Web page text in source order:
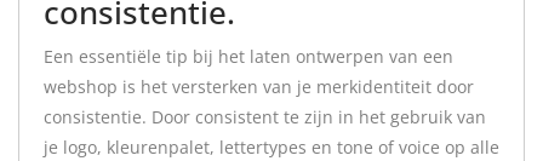
consistentie.
Een essentiële tip bij het laten ontwerpen van een
webshop is het versterken van je merkidentiteit door
consistentie. Door consistent te zijn in het gebruik van
je logo, kleurenpalet, lettertypes en tone of voice op alle